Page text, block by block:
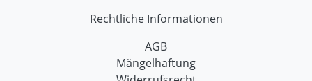
Rechtliche Informationen
AGB
Mängelhaftung